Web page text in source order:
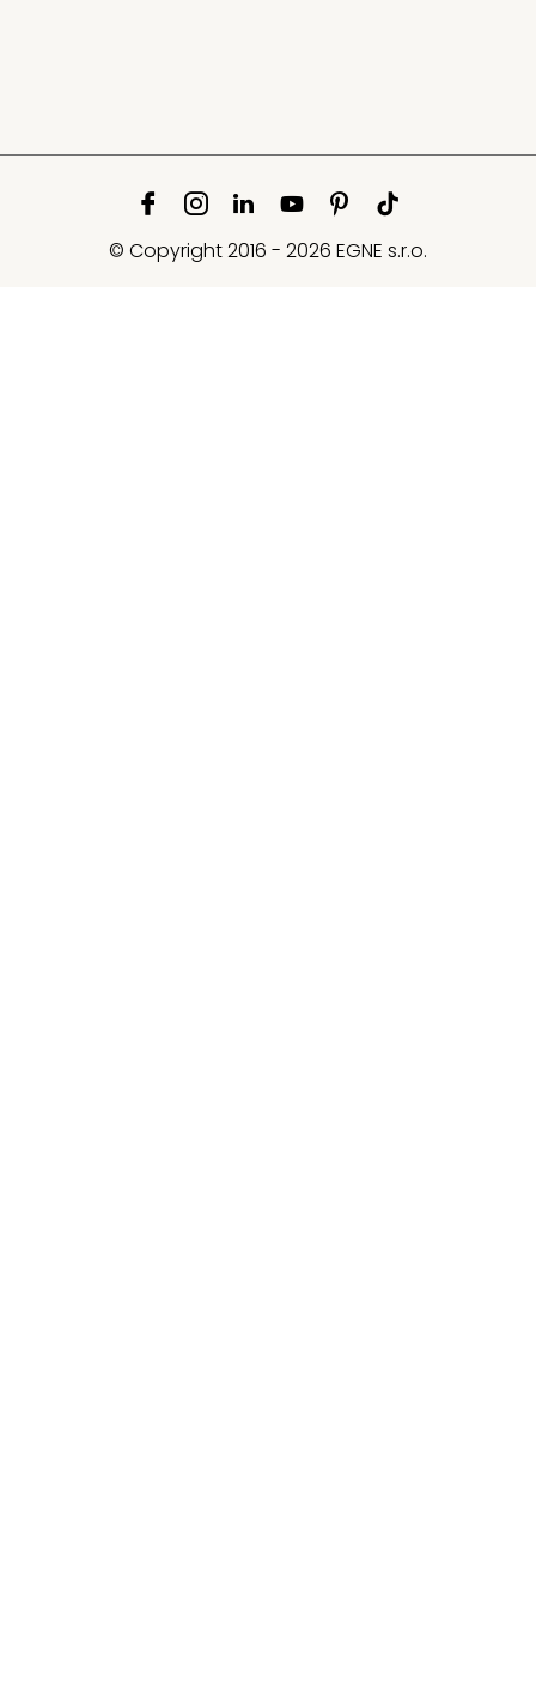
© Copyright 2016 - 2026 EGNE s.r.o.